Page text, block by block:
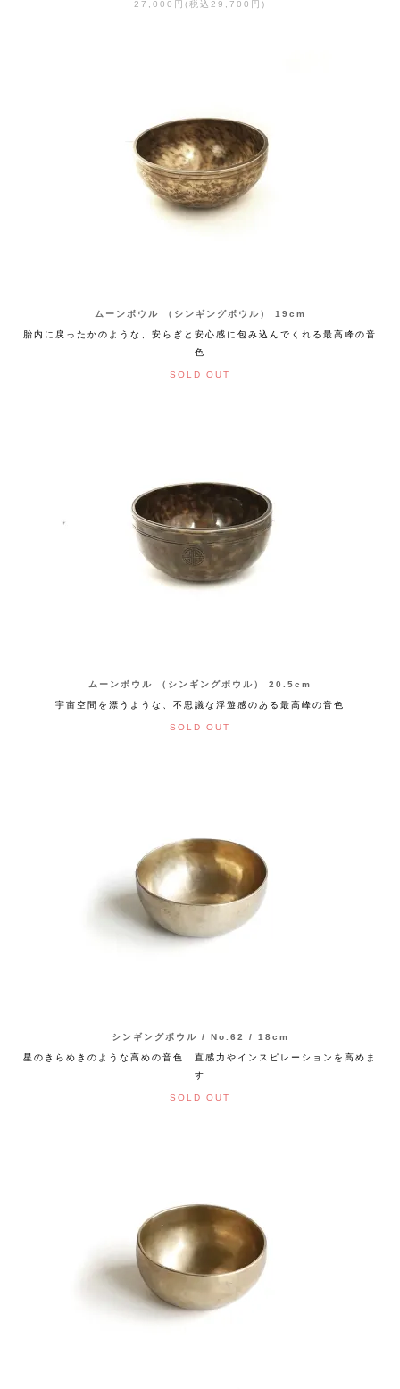
27,000円(税込29,700円)
ムーンボウル （シンギングボウル） 19cm
胎内に戻ったかのような、安らぎと安心感に包み込んでくれる最高峰の音
色
SOLD OUT
ムーンボウル （シンギングボウル） 20.5cm
宇宙空間を漂うような、不思議な浮遊感のある最高峰の音色
SOLD OUT
シンギングボウル / No.62 / 18cm
星のきらめきのような高めの音色 直感力やインスピレーションを高めま
す
SOLD OUT